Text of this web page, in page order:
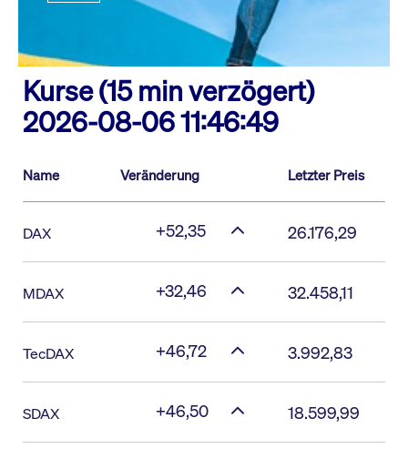
Kurse (15 min verzögert)
2026-08-06 11:46:49
Name Veränderung Letzter Preis
DAX +52,35 26.176,29
MDAX +32,46 32.458,11
TecDAX +46,72 3.992,83
SDAX +46,50 18.599,99